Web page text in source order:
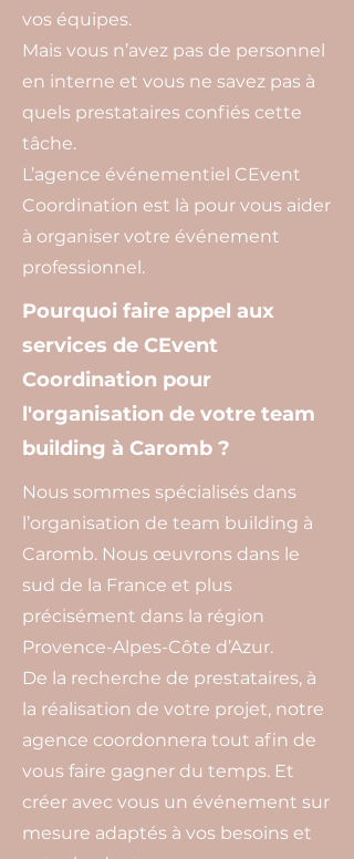
vos équipes.
Mais vous n’avez pas de personnel
en interne et vous ne savez pas à
quels prestataires confiés cette
tâche.
L’agence événementiel CEvent
Coordination est là pour vous aider
à organiser votre événement
professionnel.
Pourquoi faire appel aux
services de CEvent
Coordination pour
l'organisation de votre team
building à Caromb ?
Nous sommes spécialisés dans
l’organisation de team building à
Caromb. Nous œuvrons dans le
sud de la France et plus
précisément dans la région
Provence-Alpes-Côte d’Azur.
De la recherche de prestataires, à
la réalisation de votre projet, notre
agence coordonnera tout afin de
vous faire gagner du temps. Et
créer avec vous un événement sur
mesure adaptés à vos besoins et